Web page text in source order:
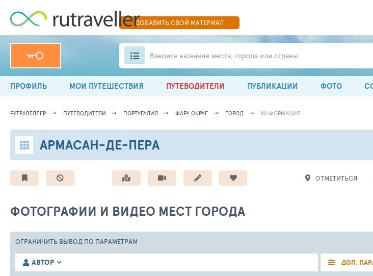
ДОБАВИТЬСВОЙ МАТЕРИАЛ
Введите название места, города или страны
ПРОФИЛЬ МОИ ПУТЕШЕСТВИЯ ПУТЕВОДИТЕЛИ ПУБЛИКАЦИИ ФОТО
РУТРАВЕЛЛЕР ПУТЕВОДИТЕЛИ ПОРТУГАЛИЯ ФАРУ ОКРУГ ГОРОД ИНФОРМАЦИЯ
АРМАСАН-ДЕ-ПЕРА
ОТМЕТИТЬСЯ
ФОТОГРАФИИ И ВИДЕО МЕСТ ГОРОДА
ОГРАНИЧИТЬ ВЫВОД ПО ПАРАМЕТРАМ
АВТОР ДОП.